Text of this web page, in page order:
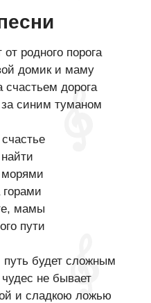
родного порога
домик и маму
дорога
синим туманом
мамы
пути
будет сложным
не бывает
и сладкою ложью